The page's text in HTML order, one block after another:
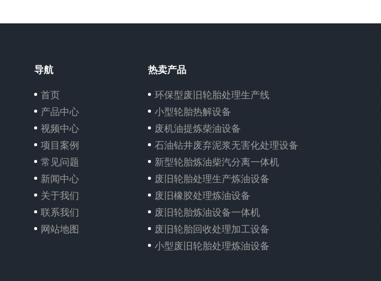
导航
首页
产品中心
视频中心
项目案例
常见问题
新闻中心
关于我们
联系我们
网站地图
热卖产品
环保型废旧轮胎处理生产线
小型轮胎热解设备
废机油提炼柴油设备
石油钻井废弃泥浆无害化处理设备
新型轮胎炼油柴汽分离一体机
废旧轮胎处理生产炼油设备
废旧橡胶处理炼油设备
废旧轮胎炼油设备一体机
废旧轮胎回收处理加工设备
小型废旧轮胎处理炼油设备